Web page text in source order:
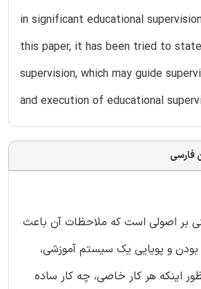
in significant educational
this paper, it has been tried to
supervision, which may guide
and execution of educational
فارسی
بر اصولی است که ملاحظات آن باعث
و پویایی یک سیستم آموزشی،
اینکه هر کار خاصی، چه کار ساده